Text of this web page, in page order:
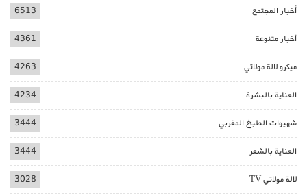
أخبار المجتمع 6513
أخبار متنوعة 4361
ميكرو لالة مولاتي 4263
العناية بالبشرة 4234
شهيوات الطبخ المغربي 3444
العناية بالشعر 3444
لالة مولاتي TV 3028